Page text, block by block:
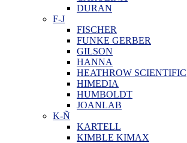
DURAN
F-J
FISCHER
FUNKE GERBER
GILSON
HANNA
HEATHROW SCIENTIFIC
HIMEDIA
HUMBOLDT
JOANLAB
K-Ñ
KARTELL
KIMBLE KIMAX